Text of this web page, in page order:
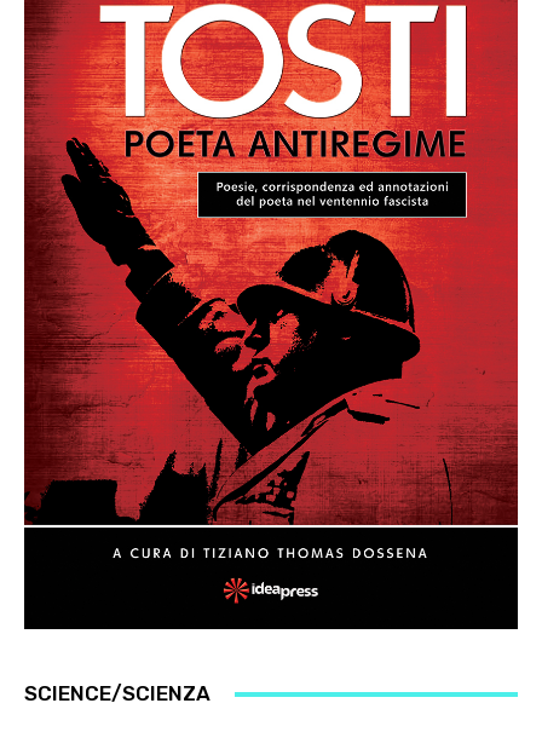
SCIENCE/SCIENZA